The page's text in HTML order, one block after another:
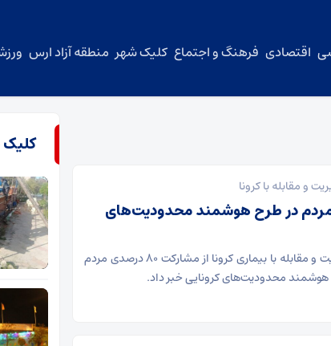
اقتصادی فرهنگ و اجتماع کلیک شهر منطقه آزاد ارس
و مقابله با کرونا
درصدی مردم در طرح هوشمند محدودیت‌های
جانشین ستاد استانی مدیریت و مقابله با بیماری کرونا از مشارکت ۸۰ درصدی مردم
هوشمند محدودیت‌های کرونایی خبر داد.